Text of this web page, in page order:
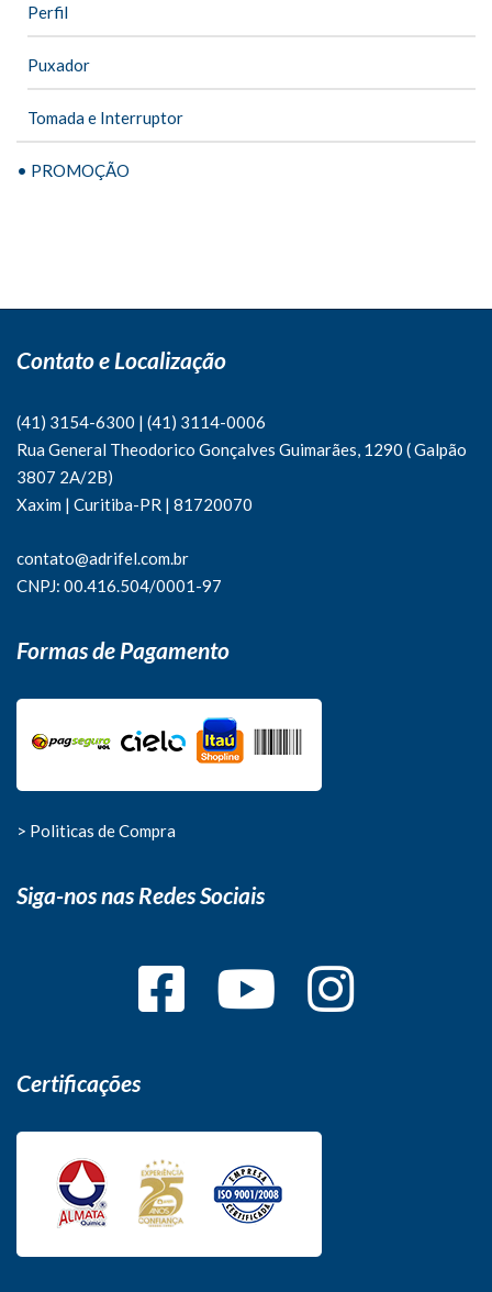
Perfil
Puxador
Tomada e Interruptor
• PROMOÇÃO
Contato e Localização
(41) 3154-6300 | (41) 3114-0006
Rua General Theodorico Gonçalves Guimarães, 1290 ( Galpão
3807 2A/2B)
Xaxim | Curitiba-PR | 81720070
contato@adrifel.com.br
CNPJ: 00.416.504/0001-97
Formas de Pagamento
> Politicas de Compra
Siga-nos nas Redes Sociais
Certificações